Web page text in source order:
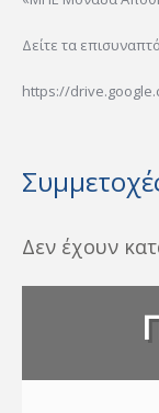
Δείτε τα
https://
Δεν έχουν